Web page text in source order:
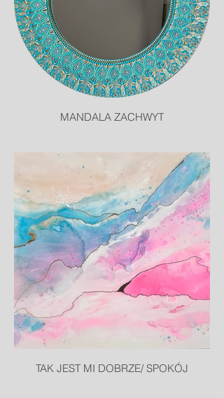
MANDALA ZACHWYT
TAK JEST MI DOBRZE/ SPOKÓJ